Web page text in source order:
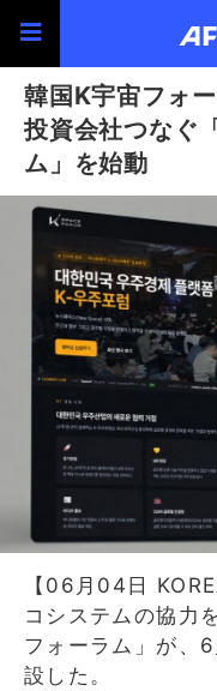
韓国K宇宙フォ
投資会社つなぐ
ム」を始動
【06月04日
コシステムの協力
フォーラム」が、
設した。